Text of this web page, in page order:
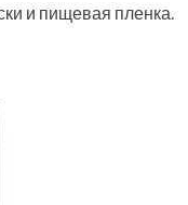
и пищевая пленка.